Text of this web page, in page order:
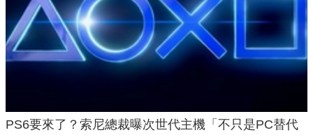
PS6要來了？索尼總裁曝次世代主機「不只是PC替代